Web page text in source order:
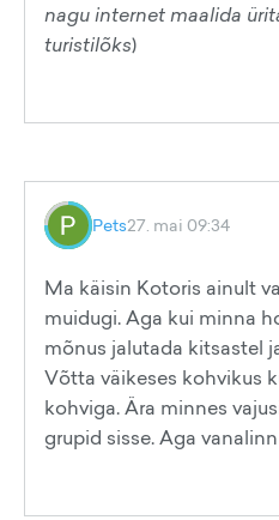
nagu internet maalida
turistilõks)
Pets27. mai 09:34
Ma käisin Kotoris ainult
muidugi. Aga kui minna
mõnus jalutada kitsastel
Võtta väikeses kohvikus
kohviga. Ära minnes
grupid sisse. Aga